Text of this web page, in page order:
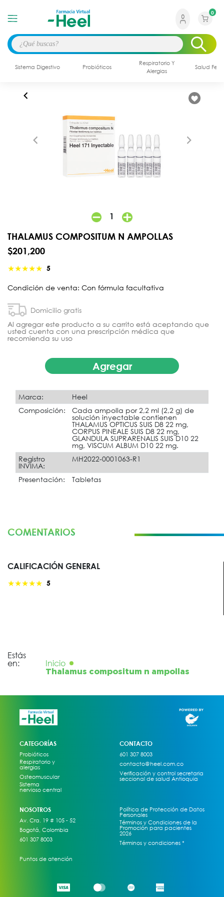
0
Sistema Digestivo Probióticos
Respiratorio Y
Alergias
Salud
1
THALAMUS COMPOSITUM N AMPOLLAS
$201,200
★★★★★ 5
Condición de venta: Con fórmula facultativa
Domicilio gratis
Al agregar este producto a su carrito está aceptando que
usted cuenta con una prescripción médica que
recomienda su uso
Agregar
Marca:
Heel
Composición:
Cada ampolla por 2,2 ml (2,2 g) de
solución inyectable contienen
THALAMUS OPTICUS SUIS D8 22 mg,
CORPUS PINEALE SUIS D8 22 mg,
GLANDULA SUPRARENALIS SUIS D10 22
mg, VISCUM ALBUM D10 22 mg.
Registro
INVIMA:
MH2022-0001063-R1
Presentación: Tabletas
COMENTARIOS
CALIFICACIÓN GENERAL
★★★★★ 5
Estás
en:
Inicio
Thalamus compositum n ampollas
Política de Protección de Datos
Personales
Términos y Condiciones de la
Promoción para pacientes
2026
Términos y condiciones *
NOSOTROS
Av. Cra. 19 # 105 - 52
Bogotá, Colombia
601 307 8003
Puntos de atención
CATEGORÍAS
Probióticos
Respiratorio y
alergias
Osteomuscular
Sistema
nervioso central
CONTACTO
601 307 8003
contacto@heel.com.co
Verificación y control secretaria
seccional de salud Antioquia